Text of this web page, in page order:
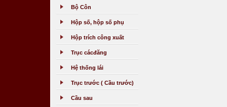
Bộ Côn
Hộp số, hộp số phụ
Hộp trích công xuất
Trục cácđăng
Hệ thống lái
Trục trước ( Cầu trước)
Cầu sau